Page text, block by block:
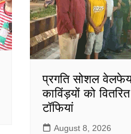
प्रगति सोशल
काविंड़यों को
टॉफियां
August 8, 2026